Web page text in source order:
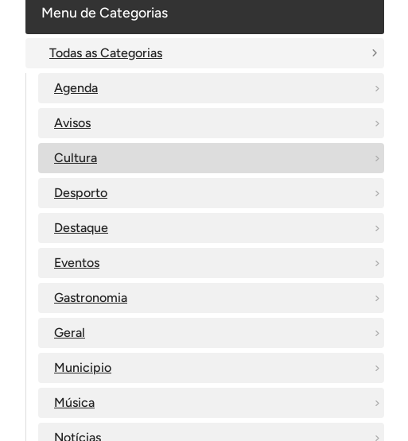
Menu de Categorias
Todas as Categorias
Agenda
Avisos
Cultura
Desporto
Destaque
Eventos
Gastronomia
Geral
Municipio
Música
Notícias